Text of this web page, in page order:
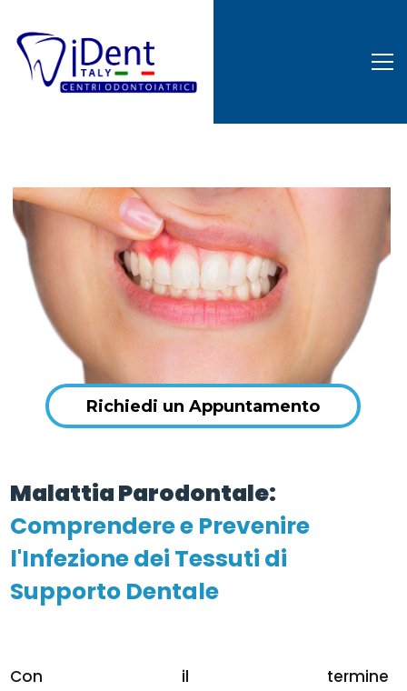
Richiedi un Appuntamento
Malattia Parodontale:
Comprendere e Prevenire
l'Infezione dei Tessuti di
Supporto Dentale
Con il termine